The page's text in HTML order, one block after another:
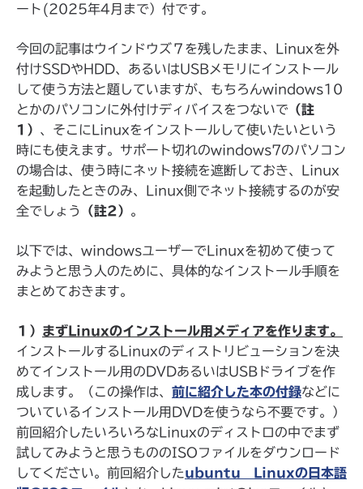
ート(2025年4月まで）付です。
今回の記事はウインドウズ７を残したまま、Linuxを外
付けSSDやHDD、あるいはUSBメモリにインストール
して使う方法と題していますが、もちろんwindows10
とかのパソコンに外付けディバイスをつないで （註
1） 、そこにLinuxをインストールして使いたいという
時にも使えます。サポート切れのwindows7のパソコン
の場合は、使う時にネット接続を遮断しておき、Linux
を起動したときのみ、Linux側でネット接続するのが安
全でしょう
（註2） 。
以下では、windowsユーザーでLinuxを初めて使って
みようと思う人のために、具体的なインストール手順を
まとめておきます。
１） まずLinuxのインストール用メディアを作ります。
インストールするLinuxのディストリビューションを決
めてインストール用のDVDあるいはUSBドライブを作
成します。（この操作は、 前に紹介した本の付録などに
ついているインストール用DVDを使うなら不要です。）
前回紹介したいろいろなLinuxのディストロの中でまず
試してみようと思うもののISOファイルをダウンロード
してください。前回紹介したubuntu Linuxの日本語